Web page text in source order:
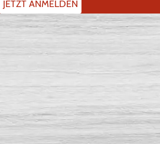
JETZT ANMELDEN